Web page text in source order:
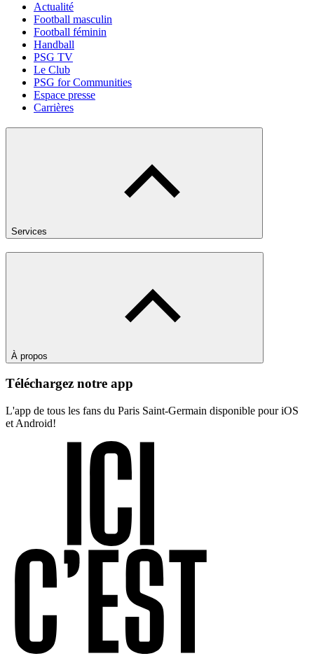
Actualité
Football masculin
Football féminin
Handball
PSG TV
Le Club
PSG for Communities
Espace presse
Carrières
Services
À propos
Téléchargez notre app
L'app de tous les fans du Paris Saint-Germain disponible pour iOS
et Android!